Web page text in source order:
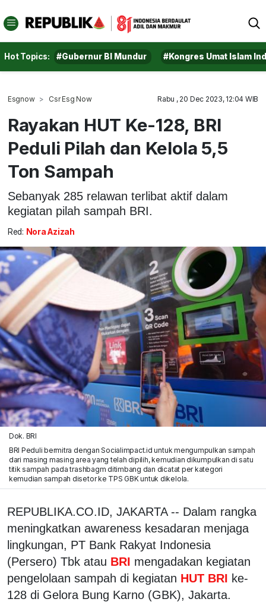
Hot Topics: #Gubernur BI Mundur #Kongres Umat Islam
Esgnow Csr Esg Now Rabu , 20 Dec 2023, 12:04 WIB
Rayakan HUT Ke-128, BRI
Peduli Pilah dan Kelola 5,5
Ton Sampah
Sebanyak 285 relawan terlibat aktif dalam
kegiatan pilah sampah BRI.
Red: Nora Azizah
Dok. BRI
BRI Peduli bermitra dengan Socialimpact.id untuk mengumpulkan sampah
dari masing masing area yang telah dipilih, kemudian dikumpulkan di satu
titik sampah pada trashbagm ditimbang dan dicatat per kategori
kemudian sampah disetor ke TPS GBK untuk dikelola.
REPUBLIKA.CO.ID, JAKARTA -- Dalam rangka
meningkatkan awareness kesadaran menjaga
lingkungan, PT Bank Rakyat Indonesia
(Persero) Tbk atau BRI mengadakan kegiatan
pengelolaan sampah di kegiatan HUT BRI ke-
128 di Gelora Bung Karno (GBK), Jakarta.